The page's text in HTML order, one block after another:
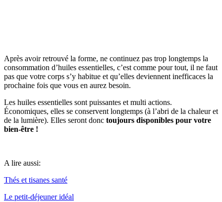
Après avoir retrouvé la forme, ne continuez pas trop longtemps la
consommation d’huiles essentielles, c’est comme pour tout, il ne faut
pas que votre corps s’y habitue et qu’elles deviennent inefficaces la
prochaine fois que vous en aurez besoin.
Les huiles essentielles sont puissantes et multi actions.
Économiques, elles se conservent longtemps (à l’abri de la chaleur et
de la lumière). Elles seront donc toujours disponibles pour votre
bien-être !
A lire aussi:
Thés et tisanes santé
Le petit-déjeuner idéal